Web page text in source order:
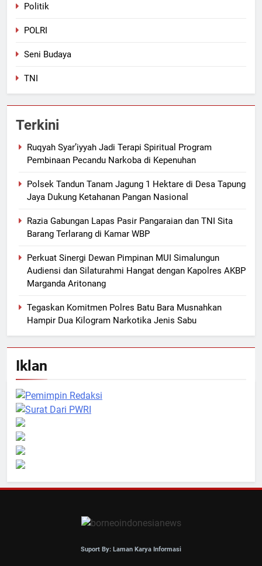
Politik
POLRI
Seni Budaya
TNI
Terkini
Ruqyah Syar’iyyah Jadi Terapi Spiritual Program
Pembinaan Pecandu Narkoba di Kepenuhan
Polsek Tandun Tanam Jagung 1 Hektare di Desa Tapung
Jaya Dukung Ketahanan Pangan Nasional
Razia Gabungan Lapas Pasir Pangaraian dan TNI Sita
Barang Terlarang di Kamar WBP
Perkuat Sinergi Dewan Pimpinan MUI Simalungun
Audiensi dan Silaturahmi Hangat dengan Kapolres AKBP
Marganda Aritonang
Tegaskan Komitmen Polres Batu Bara Musnahkan
Hampir Dua Kilogram Narkotika Jenis Sabu
Iklan
Suport By: Laman Karya Informasi